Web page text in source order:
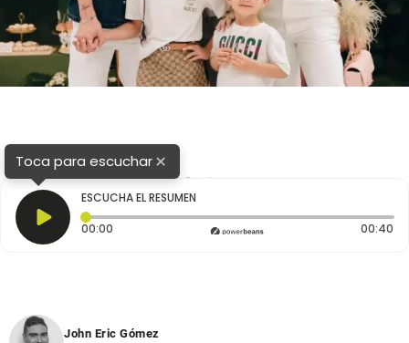
Toca para escuchar×
ESCUCHA EL RESUMEN
00:00 Tiempo transcurrido: 0 segundos 00:40
John Eric Gómez